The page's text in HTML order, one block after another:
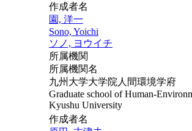
作成者名
園, 洋一
Sono, Yoichi
ソノ, ヨウイチ
所属機関
所属機関名
九州大学大学院人間環境学府
Graduate school of Human-
Kyushu University
作成者名